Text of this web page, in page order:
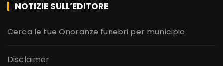
NOTIZIE SULL’EDITORE
Cerca le tue Onoranze funebri per municipio
Disclaimer